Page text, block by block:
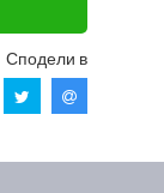
Сподели в